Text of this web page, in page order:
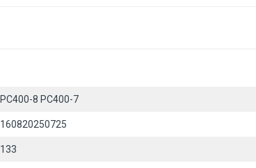
PC400-8 PC400-7
160820250725
133